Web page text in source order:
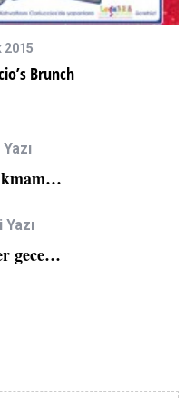
2015
Brunch
gece…